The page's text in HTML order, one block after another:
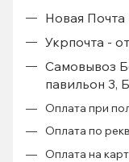
Новая Почта
Укрпочта -
Самовывоз
павильон 3,
Оплата при
Оплата по
Оплата на